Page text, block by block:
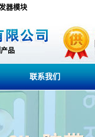
器模块
品
联系我们